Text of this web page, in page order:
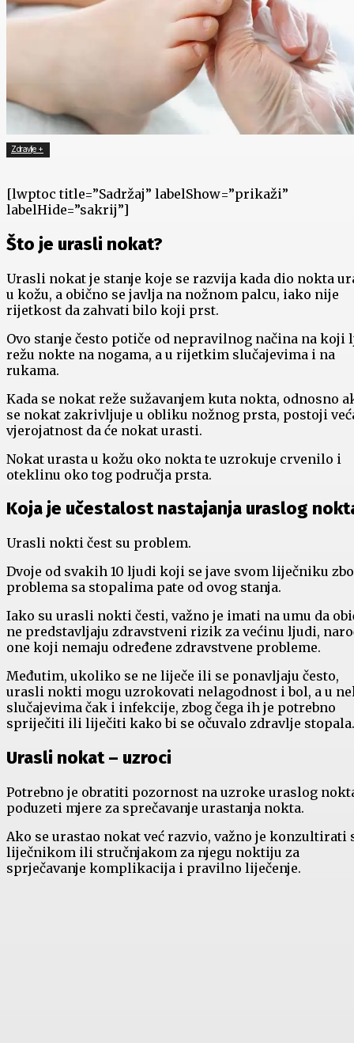
Zdravlje +
[lwptoc title=”Sadržaj” labelShow=”prikaži”
labelHide=”sakrij”]
Što je urasli nokat?
Urasli nokat je stanje koje se razvija kada dio nokta
u kožu, a obično se javlja na nožnom palcu, iako nije
rijetkost da zahvati bilo koji prst.
Ovo stanje često potiče od nepravilnog načina na koji
režu nokte na nogama, a u rijetkim slučajevima i na
rukama.
Kada se nokat reže sužavanjem kuta nokta, odnosno
se nokat zakrivljuje u obliku nožnog prsta, postoji
vjerojatnost da će nokat urasti.
Nokat urasta u kožu oko nokta te uzrokuje crvenilo i
oteklinu oko tog područja prsta.
Koja je učestalost nastajanja uraslog
Urasli nokti čest su problem.
Dvoje od svakih 10 ljudi koji se jave svom liječniku
problema sa stopalima pate od ovog stanja.
Iako su urasli nokti česti, važno je imati na umu da
ne predstavljaju zdravstveni rizik za većinu ljudi,
one koji nemaju određene zdravstvene probleme.
Međutim, ukoliko se ne liječe ili se ponavljaju često,
urasli nokti mogu uzrokovati nelagodnost i bol, a u
slučajevima čak i infekcije, zbog čega ih je potrebno
spriječiti ili liječiti kako bi se očuvalo zdravlje stopala.
Urasli nokat – uzroci
Potrebno je obratiti pozornost na uzroke uraslog
poduzeti mjere za sprečavanje urastanja nokta.
Ako se urastao nokat već razvio, važno je konzultirati
liječnikom ili stručnjakom za njegu noktiju za
sprječavanje komplikacija i pravilno liječenje.